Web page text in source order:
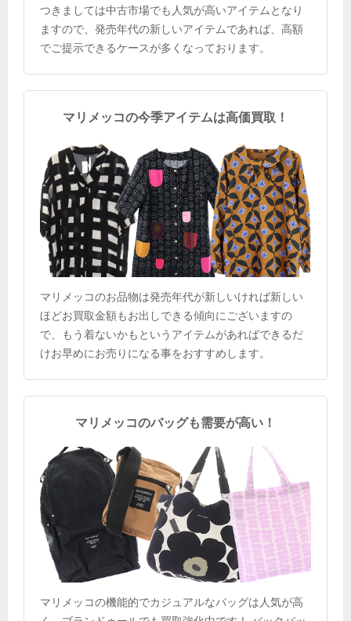
つきましては中古市場でも人気が高いアイテムとなり
ますので、発売年代の新しいアイテムであれば、高額
でご提示できるケースが多くなっております。
マリメッコの今季アイテムは高価買取！
マリメッコのお品物は発売年代が新しいければ新しい
ほどお買取金額もお出しできる傾向にございますの
で、もう着ないかもというアイテムがあればできるだ
けお早めにお売りになる事をおすすめします。
マリメッコのバッグも需要が高い！
マリメッコの機能的でカジュアルなバッグは人気が高